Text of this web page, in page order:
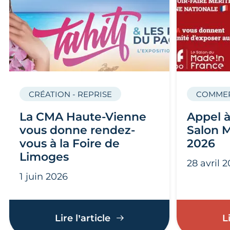
La CMA Haute-Vienne
vous donne rendez-
vous à la Foire de
Limoges
CRÉATION - REPRISE
1 juin 2026
Lire l’articleLa CMA Haute-Vienne
Appel
Salon
2026
28 avril